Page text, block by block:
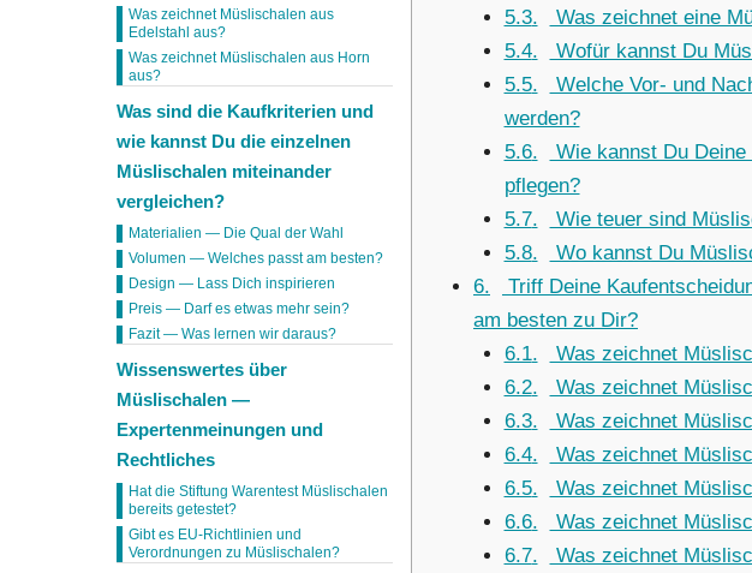
5.3
Was zeichnet eine
5.4
Wofür kannst Du
5.5
Welche Vor- und
werden?
5.6
Wie kannst Du
pflegen?
5.7
Wie teuer sind
5.8
Wo kannst Du
6
Triff Deine
am besten zu Dir?
6.1
Was zeichnet
6.2
Was zeichnet
6.3
Was zeichnet
6.4
Was zeichnet
6.5
Was zeichnet
6.6
Was zeichnet
6.7
Was zeichnet
Was zeichnet Müslischalen aus
Edelstahl aus?
Was zeichnet Müslischalen aus Horn
aus?
Was sind die Kaufkriterien und
wie kannst Du die einzelnen
Müslischalen miteinander
vergleichen?
Materialien — Die Qual der Wahl
Volumen — Welches passt am besten?
Design — Lass Dich inspirieren
Preis — Darf es etwas mehr sein?
Fazit — Was lernen wir daraus?
Wissenswertes über
Müslischalen —
Expertenmeinungen und
Rechtliches
Hat die Stiftung Warentest Müslischalen
bereits getestet?
Gibt es EU-Richtlinien und
Verordnungen zu Müslischalen?